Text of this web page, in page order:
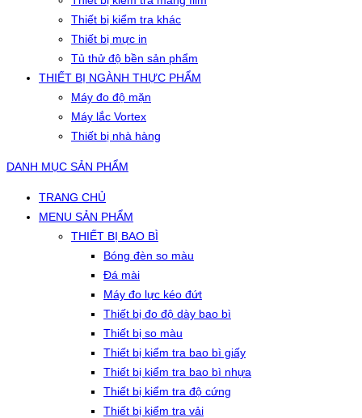
Thiết bị kiểm tra khác
Thiết bị mực in
Tủ thử độ bền sản phẩm
THIẾT BỊ NGÀNH THỰC PHẨM
Máy đo độ mặn
Máy lắc Vortex
Thiết bị nhà hàng
DANH MỤC SẢN PHẨM
TRANG CHỦ
MENU SẢN PHẨM
THIẾT BỊ BAO BÌ
Bóng đèn so màu
Đá mài
Máy đo lực kéo đứt
Thiết bị đo độ dày bao bì
Thiết bị so màu
Thiết bị kiểm tra bao bì giấy
Thiết bị kiểm tra bao bì nhựa
Thiết bị kiểm tra độ cứng
Thiết bị kiểm tra vải